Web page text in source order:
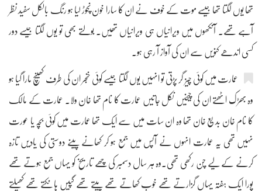
تھا یوں لگتا تھا جیسے موت کے خوف نے ان کا سارا خون نچوڑ لیا ہو رنگ بالکل سفید نظر
آہے تھے۔ آنکھوں میں ویرانیاں ہی ویرانیاں تھیں۔ بولتے بھی تو یوں لگتا جیسے دور
کسی اندھے کنویں سے ان کی آواز آ رہی ہو۔
عمارت میں کوئی چیز گر پڑتی تو انہیں یوں لگتا جیسے کوئی خنجر ان کی طرف کھینچ مارا گیا ہو
وہ بھڑک اٹھتے ان کی چیخیں نکل جاتیں عمارت کا نام تھا خان ولا۔ عمارت کے مالک
کا نام خان بدیع خان تھا وہ ان سات میں سے ایک تھا عمارت میں کوئی بچہ یا عورت
نہیں تھی یہ عمارت انہوں نے آپس میں جمع ہو کر کھانے پینے دوستی کی یادیں تازہ
کرنے کے لیے چن رکھی تھی۔وہ ہر سال دسمبر کی چھے تاریخ کو یہاں جمع ہوتے تھے
پورا ایک ہفتہ یہاں گزارتے تھے خوب کھاتے تھے پیتے تھے گپیں ہانکتے تھے کھیلتے